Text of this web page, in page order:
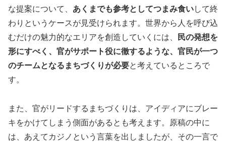
な提案について、 あくまでも参考としてつまみ食いして終
わりというケースが見受けられます。世界から人を呼び込
むだけの魅力的なエリアを創造していくには、
民の発想を
形にすべく、官がサポート役に徹するような、官民が一つ
のチームとなるまちづくりが必要と考えているところで
す。
また、官がリードするまちづくりは、アイディアにブレー
キをかけてしまう側面があるとも考えます。原稿の中に
は、あえてカジノという言葉を出しましたが、その一言で